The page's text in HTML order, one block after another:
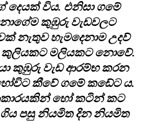
දෙයක් විය. එනිසා ගමේ
කුඹුරු වැඩවලට
නැතුව හැමදෙනාම උදව්
කුලියකට මලියකට නොවේ.
කුඹුරු වැඩ ආරම්භ කරන
කීවේ ගමේ කඩේට ය.
හෝ කටින් කට
පසු නියමිත දින නියමිත